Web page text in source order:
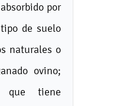
por
de suelo
naturales o
ovino;
que tiene